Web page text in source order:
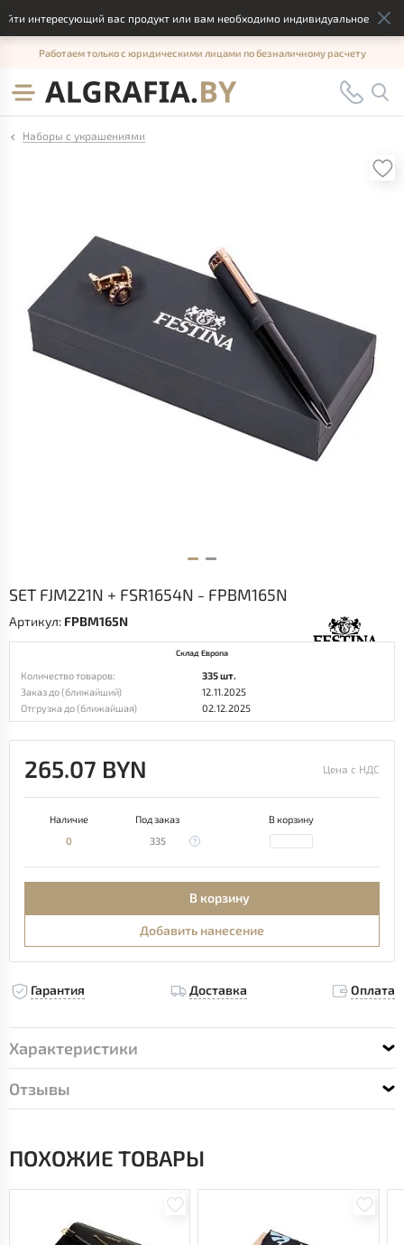
интересующий вас продукт или вам необходимо индивидуальное
Работаем только с юридическими лицами по безналичному расчету
Наборы с украшениями
SET FJM221N + FSR1654N - FPBM165N
Артикул: FPBM165N
Склад Европа
Количество товаров:
335 шт.
Заказ до (ближайший)
12.11.2025
Отгрузка до (ближайшая)
02.12.2025
265.07 BYN Цена с НДС
Наличие Под заказ
В корзину
0
335
В корзину
Добавить нанесение
Гарантия Доставка Оплата
Характеристики
Отзывы
ПОХОЖИЕ ТОВАРЫ